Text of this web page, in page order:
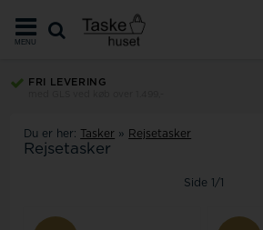
MENU
FRI LEVERING
Du er her: Tasker » Rejsetasker
Rejsetasker
Side 1/1